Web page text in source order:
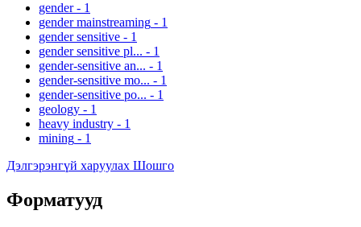
gender - 1
gender mainstreaming - 1
gender sensitive - 1
gender sensitive pl... - 1
gender-sensitive an... - 1
gender-sensitive mo... - 1
gender-sensitive po... - 1
geology - 1
heavy industry - 1
mining - 1
Дэлгэрэнгүй харуулах Шошго
Форматууд